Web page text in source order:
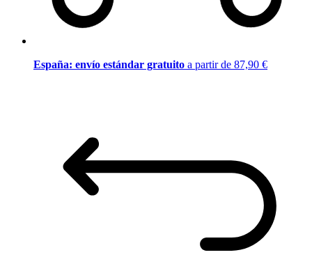
España: envío estándar gratuito a partir de 87,90 €